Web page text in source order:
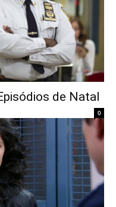
de Natal
0